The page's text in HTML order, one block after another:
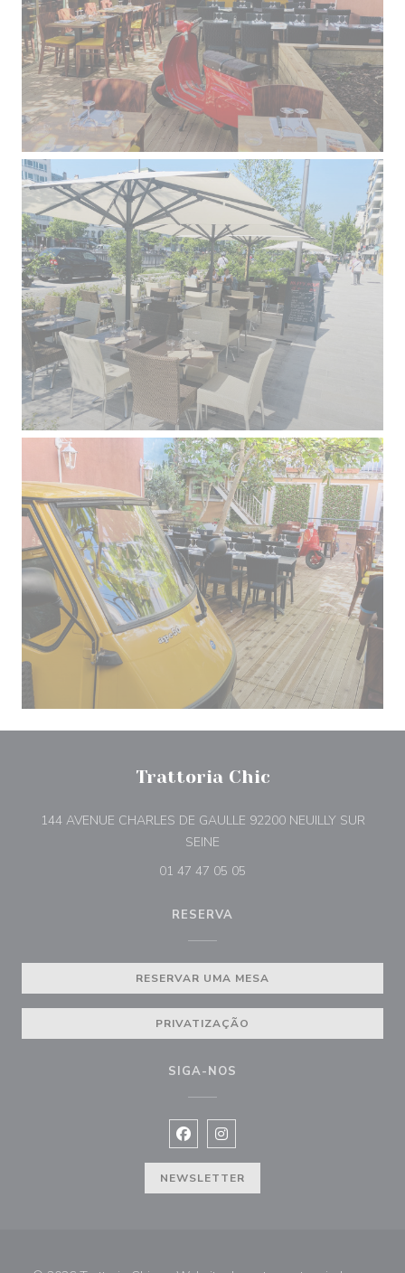
Trattoria Chic
144 AVENUE CHARLES DE GAULLE 92200 NEUILLY SUR
SEINE
01 47 47 05 05
RESERVA
RESERVAR UMA MESA
PRIVATIZAÇÃO
SIGA-NOS
Facebook ((abre numa nova janela))
Instagram ((abre numa nova
NEWSLETTER